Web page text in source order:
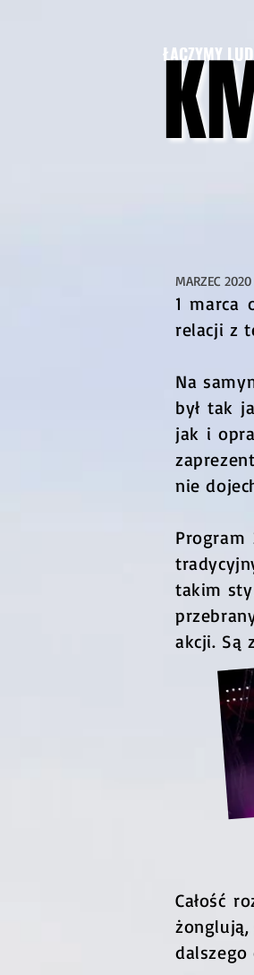
ŁĄCZYMY
MARZEC 2020
1 marca
relacji z
Na
był tak
jak i
nie
takim
akcji. Są
Całość
żonglują,